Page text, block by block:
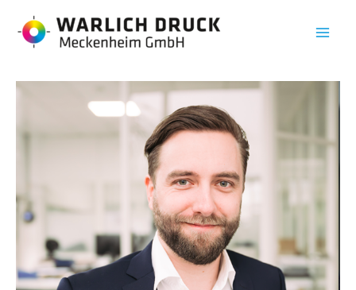
Inhalt
springen